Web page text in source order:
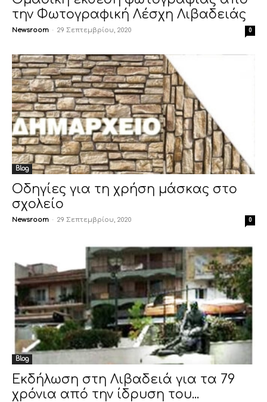
την Φωτογραφική Λέσχη Λιβαδειάς
Newsroom - 29 Σεπτεμβρίου, 2020 0
Blog
Οδηγίες για τη χρήση μάσκας στο
σχολείο
Newsroom - 29 Σεπτεμβρίου, 2020 0
Blog
Εκδήλωση στη Λιβαδειά για τα 79
χρόνια από την ίδρυση του...